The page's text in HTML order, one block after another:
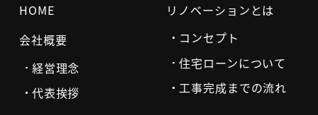
HOME
会社概要
経営理念
代表挨拶
リノベーションとは
コンセプト
住宅ローンについて
工事完成までの流れ